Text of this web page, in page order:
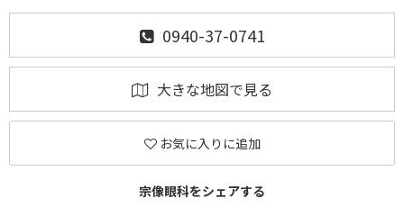
0940-37-0741
大きな地図で見る
お気に入りに追加
宗像眼科をシェアする